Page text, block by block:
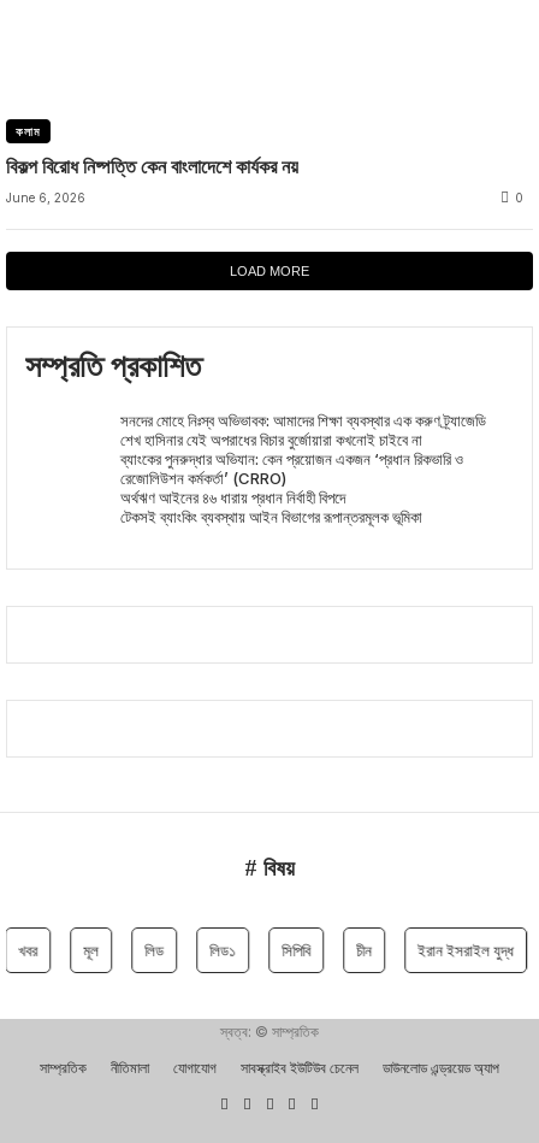
কলাম
বিকল্প বিরোধ নিষ্পত্তি কেন বাংলাদেশে কার্যকর নয়
June 6, 2026 0
LOAD MORE
সম্প্রতি প্রকাশিত
সনদের মোহে নিঃস্ব অভিভাবক: আমাদের শিক্ষা ব্যবস্থার এক করুণ ট্র্যাজেডি
শেখ হাসিনার যেই অপরাধের বিচার বুর্জোয়ারা কখনোই চাইবে না
ব্যাংকের পুনরুদ্ধার অভিযান: কেন প্রয়োজন একজন ‘প্রধান রিকভারি ও
রেজোলিউশন কর্মকর্তা’ (CRRO)
অর্থঋণ আইনের ৪৬ ধারায় প্রধান নির্বাহী বিপদে
টেকসই ব্যাংকিং ব্যবস্থায় আইন বিভাগের রূপান্তরমূলক ভূমিকা
# বিষয়
খবর মূল লিড লিড১ সিপিবি চীন ইরান ইসরাইল যুদ্ধ
স্বত্ব: © সাম্প্রতিক
সাম্প্রতিক নীতিমালা যোগাযোগ সাবস্ক্রাইব ইউটিউব চেনেল ডাউনলোড এন্ড্রয়েড অ্যাপ